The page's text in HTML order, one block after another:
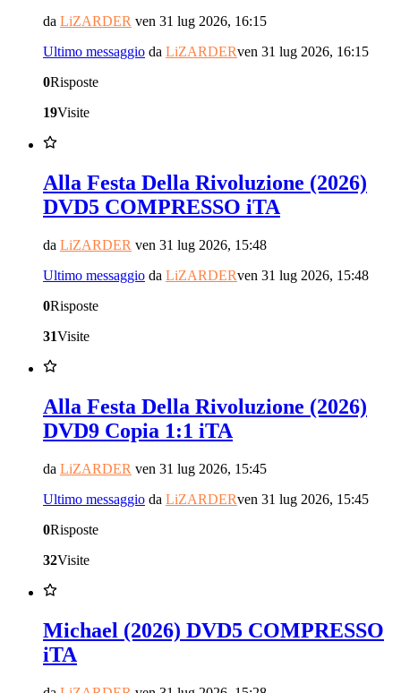
da LiZARDER ven 31 lug 2026, 16:15
Ultimo messaggio da LiZARDERven 31 lug 2026, 16:15
0Risposte
19Visite
Alla Festa Della Rivoluzione (2026)
DVD5 COMPRESSO iTA
da LiZARDER ven 31 lug 2026, 15:48
Ultimo messaggio da LiZARDERven 31 lug 2026, 15:48
0Risposte
31Visite
Alla Festa Della Rivoluzione (2026)
DVD9 Copia 1:1 iTA
da LiZARDER ven 31 lug 2026, 15:45
Ultimo messaggio da LiZARDERven 31 lug 2026, 15:45
0Risposte
32Visite
Michael (2026) DVD5 COMPRESSO
iTA